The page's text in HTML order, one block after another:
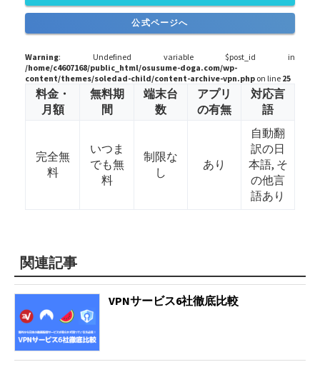
公式ページへ
Warning: Undefined variable $post_id in
/home/c4607168/public_html/osusume-doga.com/wp-
content/themes/soledad-child/content-archive-vpn.php on line 25
料金・
月額
無料期
間
端末台
数
アプリ
の有無
対応言
語
完全無
料
いつま
でも無
料
制限な
し
あり
自動翻
訳の日
本語, そ
の他言
語あり
関連記事
VPNサービス6社徹底比較